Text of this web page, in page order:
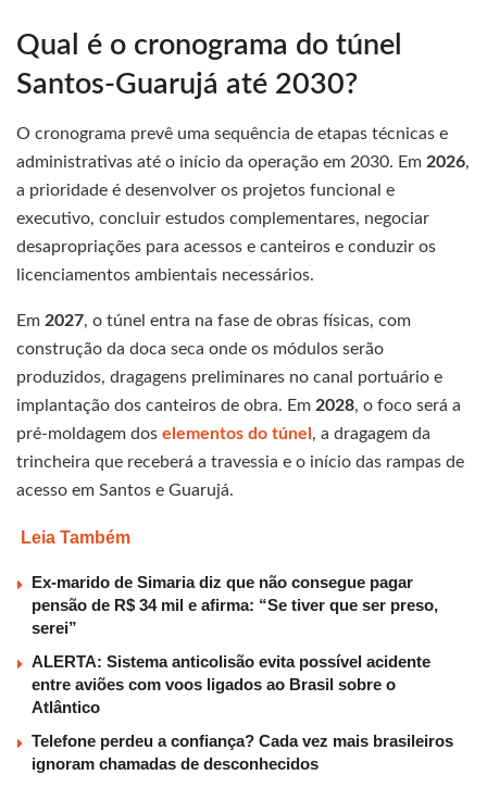
Qual é o cronograma do túnel
Santos-Guarujá até 2030?
O cronograma prevê uma sequência de etapas técnicas e
administrativas até o início da operação em 2030. Em 2026,
a prioridade é desenvolver os projetos funcional e
executivo, concluir estudos complementares, negociar
desapropriações para acessos e canteiros e conduzir os
licenciamentos ambientais necessários.
Em 2027, o túnel entra na fase de obras físicas, com
construção da doca seca onde os módulos serão
produzidos, dragagens preliminares no canal portuário e
implantação dos canteiros de obra. Em 2028, o foco será a
pré-moldagem dos elementos do túnel , a dragagem da
trincheira que receberá a travessia e o início das rampas de
acesso em Santos e Guarujá.
Leia Também
Ex-marido de Simaria diz que não consegue pagar
pensão de R$ 34 mil e afirma: “Se tiver que ser preso,
serei”
ALERTA: Sistema anticolisão evita possível acidente
entre aviões com voos ligados ao Brasil sobre o
Atlântico
Telefone perdeu a confiança? Cada vez mais brasileiros
ignoram chamadas de desconhecidos